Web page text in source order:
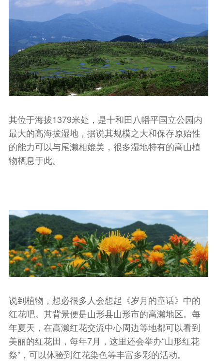
其位于海拔1379米处，是十和田八幡平国立公园内
最大的高海拔湿地，据说其规模之大和保存原始性
的能力可以与尾濑相媲美，很多湿地特有的高山植
物栖息于此。
说到植物，想必很多人会想起《岁月的童话》中的
红花吧。其背景便是山形县山形市的高濑地区。每
年夏天，在高濑红花交流中心周边等地都可以看到
美丽的红花田，每年7月，这里还会举办“山形红花
祭”，可以体验到红花染色等丰富多彩的活动。